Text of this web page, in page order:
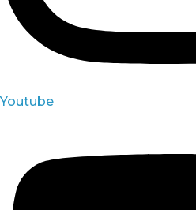
Youtube